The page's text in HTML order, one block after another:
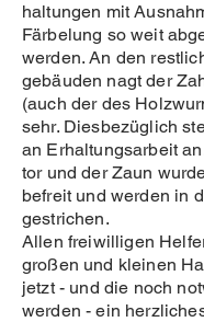
haltungen mit
Färbelung so weit
werden. An den
gebäuden nagt der
(auch der des
sehr. Diesbezüglich
an Erhaltungsarbeit
tor und der Zaun
befreit und werden in
gestrichen.
Allen freiwilligen
großen und kleinen
jetzt - und die noch
werden - ein